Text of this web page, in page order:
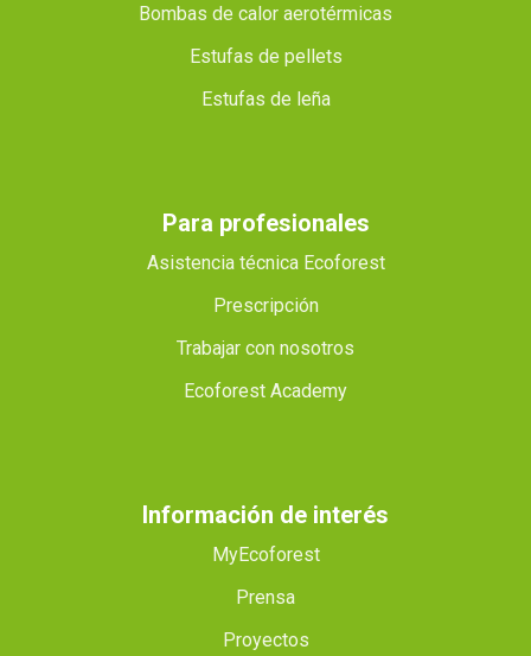
Bombas de calor aerotérmicas
Estufas de pellets
Estufas de leña
Para profesionales
Asistencia técnica Ecoforest
Prescripción
Trabajar con nosotros
Ecoforest Academy
Información de interés
MyEcoforest
Prensa
Proyectos